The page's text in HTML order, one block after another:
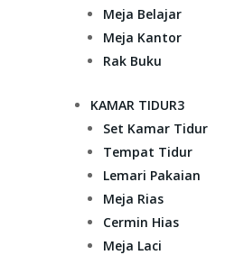
Meja Belajar
Meja Kantor
Rak Buku
KAMAR TIDUR3
Set Kamar Tidur
Tempat Tidur
Lemari Pakaian
Meja Rias
Cermin Hias
Meja Laci